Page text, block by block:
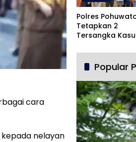
cara
nelayan
Polres
Tetapkan 2
Tersangka
dan Pencabulan
Popular